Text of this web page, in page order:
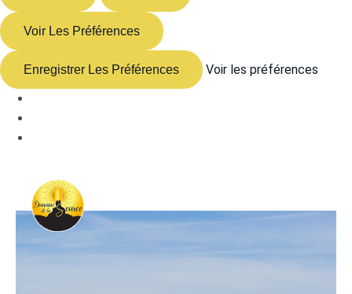
Voir Les Préférences
Enregistrer Les Préférences Voir les préférences